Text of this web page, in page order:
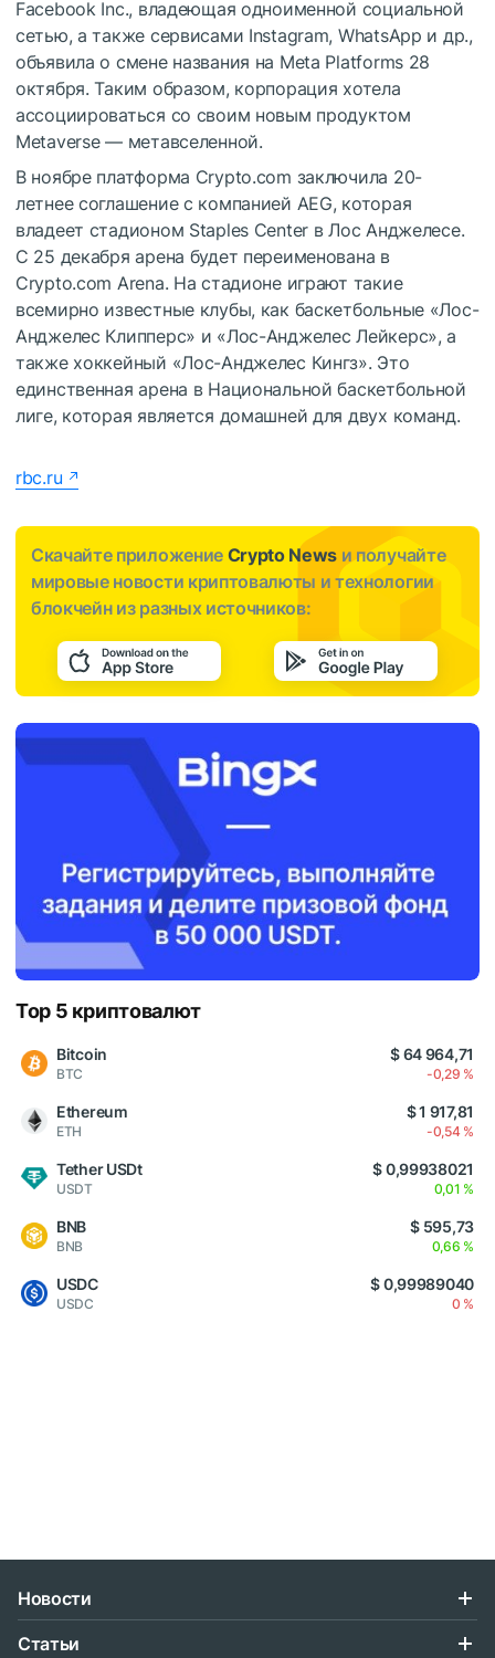
Facebook Inc., владеющая одноименной социальной
сетью, а также сервисами Instagram, WhatsApp и др.,
объявила о смене названия на Meta Platforms 28
октября. Таким образом, корпорация хотела
ассоциироваться со своим новым продуктом
Metaverse — метавселенной.
В ноябре платформа Crypto.com заключила 20-
летнее соглашение с компанией AEG, которая
владеет стадионом Staples Center в Лос Анджелесе.
С 25 декабря арена будет переименована в
Crypto.com Arena. На стадионе играют такие
всемирно известные клубы, как баскетбольные «Лос-
Анджелес Клипперс» и «Лос-Анджелес Лейкерс», а
также хоккейный «Лос-Анджелес Кингз». Это
единственная арена в Национальной баскетбольной
лиге, которая является домашней для двух команд.
rbc.ru
Скачайте приложение Crypto News и получайте
мировые новости криптовалюты и технологии
блокчейн из разных источников:
Top 5 криптовалют
Bitcoin
BTC
$ 64 964,71
-0,29 %
Ethereum
ETH
$ 1 917,81
-0,54 %
Tether USDt
USDT
$ 0,99938021
0,01 %
BNB
BNB
$ 595,73
0,66 %
USDC
USDC
$ 0,99989040
0 %
Новости
Статьи